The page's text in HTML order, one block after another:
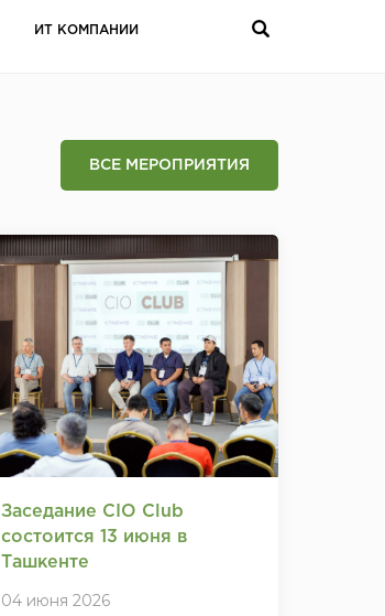
ИТ КОМПАНИИ
ВСЕ МЕРОПРИЯТИЯ
Заседание CIO Club
состоится 13 июня в
Ташкенте
04 июня 2026